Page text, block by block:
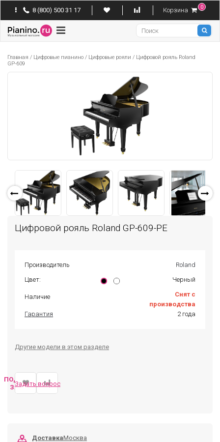
8 (800) 500 31 17 Корзина 0
Pianino
Главная / Цифровые пианино / Цифровые рояли / Цифровой рояль Roland
GP-609
Цифровой рояль Roland GP-609-PE
Производитель
Roland
Цвет:
Черный
Наличие
Снят с
производства
Гарантия
2 года
Другие модели в этом разделе
ПОДОБРАТЬ
ЗАМЕНУ
Задать вопрос
ДоставкаМосква